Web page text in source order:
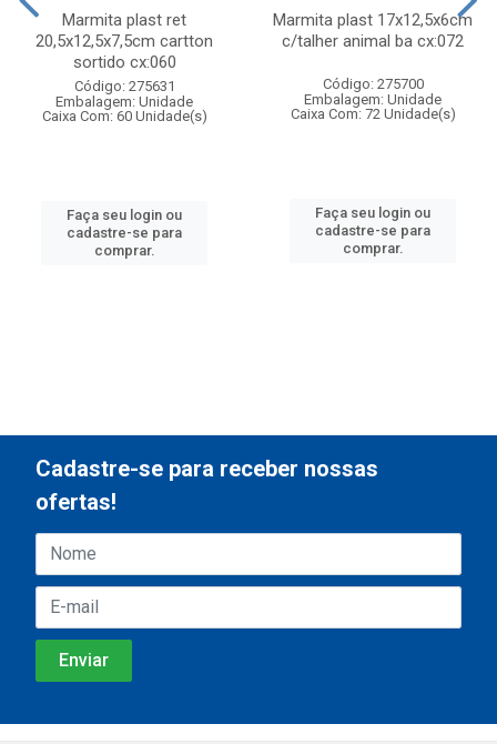
Marmita plast ret
20,5x12,5x7,5cm cartton
sortido cx:060
Código: 275631
Embalagem: Unidade
Caixa Com: 60 Unidade(s)
Faça seu login ou
cadastre-se para
comprar.
Marmita plast 17x12,5x6cm
c/talher animal ba cx:072
Código: 275700
Embalagem: Unidade
Caixa Com: 72 Unidade(s)
Faça seu login ou
cadastre-se para
comprar.
Cadastre-se para receber nossas
ofertas!